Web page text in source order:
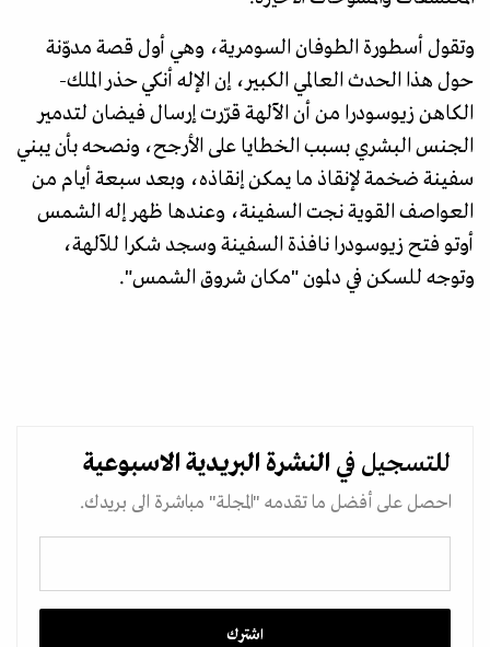
وتقول أسطورة الطوفان السومرية، وهي أول قصة مدوّنة
حول هذا الحدث العالمي الكبير، إن الإله أنكي حذر الملك-
الكاهن زيوسودرا من أن الآلهة قرّرت إرسال فيضان لتدمير
الجنس البشري بسبب الخطايا على الأرجح، ونصحه بأن يبني
سفينة ضخمة لإنقاذ ما يمكن إنقاذه، وبعد سبعة أيام من
العواصف القوية نجت السفينة، وعندها ظهر إله الشمس
أوتو فتح زيوسودرا نافذة السفينة وسجد شكرا للآلهة،
وتوجه للسكن في دلمون "مكان شروق الشمس".
للتسجيل في النشرة البريدية الاسبوعية
احصل على أفضل ما تقدمه "المجلة" مباشرة الى بريدك.